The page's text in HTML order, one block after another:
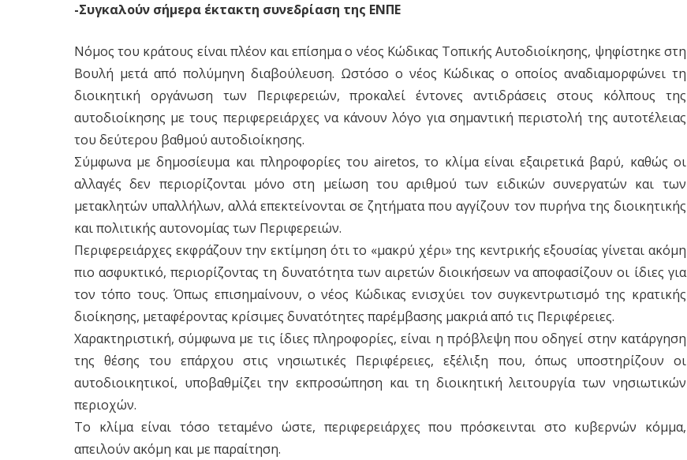
-Συγκαλούν σήμερα έκτακτη συνεδρίαση της ΕΝΠΕ
Νόμος του κράτους είναι πλέον και επίσημα ο νέος Κώδικας Τοπικής Αυτοδιοίκησης, ψηφίστηκε στη
Βουλή μετά από πολύμηνη διαβούλευση. Ωστόσο ο νέος Κώδικας ο οποίος αναδιαμορφώνει τη
διοικητική οργάνωση των Περιφερειών, προκαλεί έντονες αντιδράσεις στους κόλπους της
αυτοδιοίκησης με τους περιφερειάρχες να κάνουν λόγο για σημαντική περιστολή της αυτοτέλειας
του δεύτερου βαθμού αυτοδιοίκησης.
Σύμφωνα με δημοσίευμα και πληροφορίες του airetos, το κλίμα είναι εξαιρετικά βαρύ, καθώς οι
αλλαγές δεν περιορίζονται μόνο στη μείωση του αριθμού των ειδικών συνεργατών και των
μετακλητών υπαλλήλων, αλλά επεκτείνονται σε ζητήματα που αγγίζουν τον πυρήνα της διοικητικής
και πολιτικής αυτονομίας των Περιφερειών.
Περιφερειάρχες εκφράζουν την εκτίμηση ότι το «μακρύ χέρι» της κεντρικής εξουσίας γίνεται ακόμη
πιο ασφυκτικό, περιορίζοντας τη δυνατότητα των αιρετών διοικήσεων να αποφασίζουν οι ίδιες για
τον τόπο τους. Όπως επισημαίνουν, ο νέος Κώδικας ενισχύει τον συγκεντρωτισμό της κρατικής
διοίκησης, μεταφέροντας κρίσιμες δυνατότητες παρέμβασης μακριά από τις Περιφέρειες.
Χαρακτηριστική, σύμφωνα με τις ίδιες πληροφορίες, είναι η πρόβλεψη που οδηγεί στην κατάργηση
της θέσης του επάρχου στις νησιωτικές Περιφέρειες, εξέλιξη που, όπως υποστηρίζουν οι
αυτοδιοικητικοί, υποβαθμίζει την εκπροσώπηση και τη διοικητική λειτουργία των νησιωτικών
περιοχών.
Το κλίμα είναι τόσο τεταμένο ώστε, περιφερειάρχες που πρόσκεινται στο κυβερνών κόμμα,
απειλούν ακόμη και με παραίτηση.